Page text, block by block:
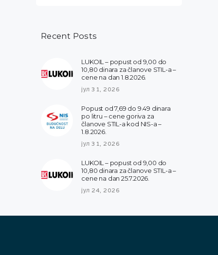
Recent Posts
LUKOIL – popust od 9,00 do
10,80 dinara za članove STIL-a –
cene na dan 1.8.2026.
јул 31, 2026
Popust od 7,69 do 9.49 dinara
po litru – cene goriva za
članove STIL-a kod NIS-a –
1.8.2026.
јул 31, 2026
LUKOIL – popust od 9,00 do
10,80 dinara za članove STIL-a –
cene na dan 25.7.2026.
јул 24, 2026